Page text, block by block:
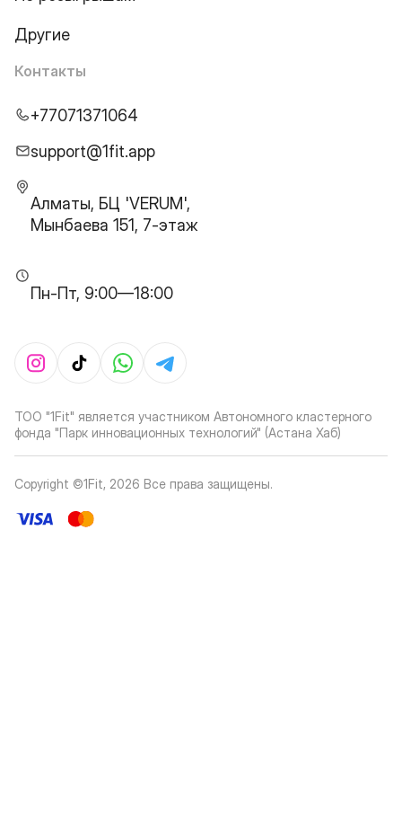
Другие
Контакты
+77071371064
support@1fit.app
Алматы, БЦ 'VERUM',
Мынбаева 151, 7-этаж
Пн-Пт, 9:00—18:00
ТОО "1Fit" является участником Автономного кластерного
фонда "Парк инновационных технологий" (Астана Хаб)
Copyright ©1Fit, 2026 Все права защищены.